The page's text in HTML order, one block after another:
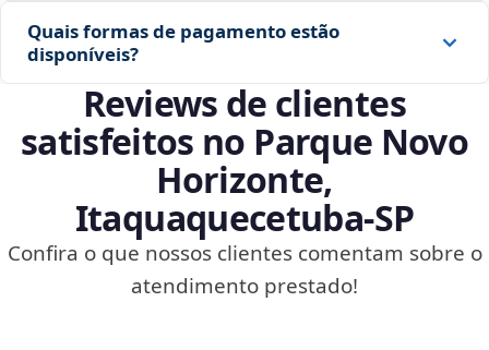
Quais formas de pagamento estão
disponíveis?
Reviews de clientes
satisfeitos no Parque Novo
Horizonte,
Itaquaquecetuba‑SP
Confira o que nossos clientes comentam sobre o
atendimento prestado!